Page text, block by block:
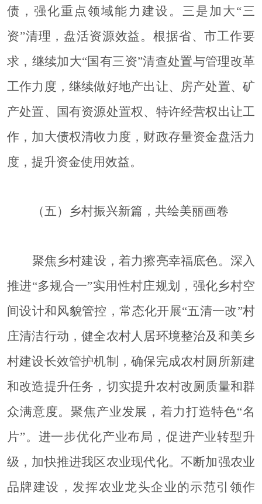
债，强化重点领域能力建设。 三是加大“三
资”清理，盘活资源效益。根据省、市工作要
求，继续加大“国有三资”清查处置与管理改革
工作力度，继续做好地产出让、房产处置、矿
产处置、国有资源处置权、特许经营权出让工
作，加大债权清收力度，财政存量资金盘活力
度，提升资金使用效益。
（五）乡村振兴新篇，共绘美丽画卷
聚焦乡村建设，着力擦亮幸福底色。深入
推进“多规合一”实用性村庄规划，强化乡村空
间设计和风貌管控，常态化开展“五清一改”村
庄清洁行动，健全农村人居环境整治及和美乡
村建设长效管护机制，确保完成农村厕所新建
和改造提升任务，切实提升农村改厕质量和群
众满意度。聚焦产业发展，着力打造特色“名
片”。进一步优化产业布局，促进产业转型升
级，加快推进我区农业现代化。不断加强农业
品牌建设，发挥农业龙头企业的示范引领作